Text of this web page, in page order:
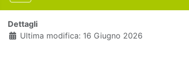
Dettagli
Ultima modifica: 16 Giugno 2026